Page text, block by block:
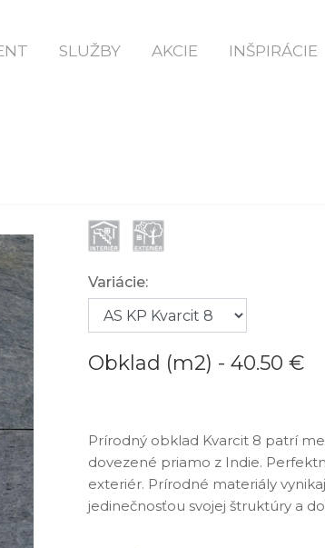
SLUŽBY AKCIE INŠPIRÁCIE
Obklad KVARCIT 8 | Kameň A
Variácie:
Obklad (m2) - 40.50 €
Prírodný obklad Kvarcit 8 patrí
dovezené priamo z Indie.
exteriér. Prírodné materiály
jedinečnosťou svojej štruktúry a